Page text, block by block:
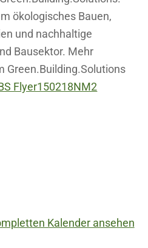
ökologisches Bauen,
und nachhaltige
Bausektor. Mehr
Green.Building.Solutions
Flyer150218NM2
Kalender ansehen